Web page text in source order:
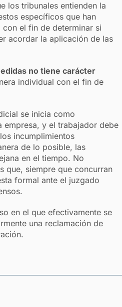
los tribunales entienden la
específicos que han
el fin de determinar si
acordar la aplicación de las
no tiene carácter
individual con el fin de
se inicia como
empresa, y el trabajador debe
incumplimientos
de lo posible, las
en el tiempo. No
que, siempre que concurran
formal ante el juzgado
en el que efectivamente se
una reclamación de